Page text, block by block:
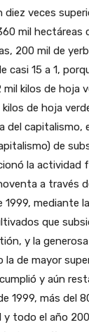
veces
mil hectáreas
200 mil de
casi 15 a 1,
kilos de hoja
de hoja
del capitalismo,
de
la actividad
a través
mediante
que
y la
de mayor
y aún
1999, más del
todo el año